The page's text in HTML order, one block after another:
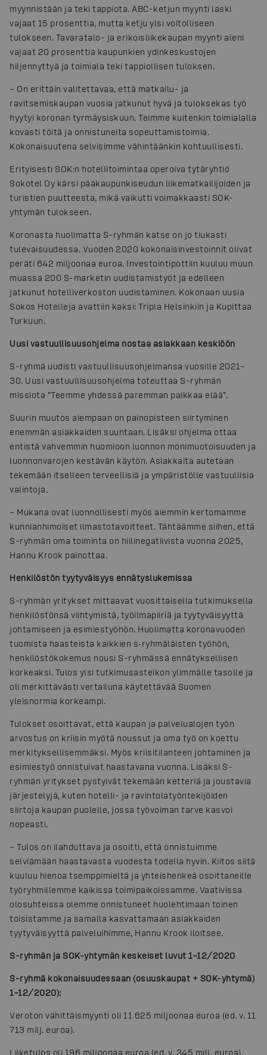
myynnistään ja teki tappiota. ABC-ketjun myynti laski
vajaat 15 prosenttia, mutta ketju ylsi voitolliseen
tulokseen. Tavaratalo- ja erikoisliikekaupan myynti aleni
vajaat 20 prosenttia kaupunkien ydinkeskustojen
hiljennyttyä ja toimiala teki tappiollisen tuloksen.
– On erittäin valitettavaa, että matkailu- ja
ravitsemiskaupan vuosia jatkunut hyvä ja tuloksekas työ
hyytyi koronan tyrmäysiskuun. Teimme kuitenkin toimialalla
kovasti töitä ja onnistuneita sopeuttamistoimia.
Kokonaisuutena selvisimme vähintäänkin kohtuullisesti.
Erityisesti SOK:n hotellitoimintaa operoiva tytäryhtiö
Sokotel Oy kärsi pääkaupunkiseudun liikematkailijoiden ja
turistien puutteesta, mikä vaikutti voimakkaasti SOK-
yhtymän tulokseen.
Koronasta huolimatta S-ryhmän katse on jo tiukasti
tulevaisuudessa. Vuoden 2020 kokonaisinvestoinnit olivat
peräti 642 miljoonaa euroa. Investointipottiin kuuluu muun
muassa 200 S-marketin uudistamistyöt ja edelleen
jatkunut hotelliverkoston uudistaminen. Kokonaan uusia
Sokos Hotelleja avattiin kaksi: Tripla Helsinkiin ja Kupittaa
Turkuun.
Uusi vastuullisuusohjelma nostaa asiakkaan keskiöön
S-ryhmä uudisti vastuullisuusohjelmansa vuosille 2021–
30. Uusi vastuullisuusohjelma toteuttaa S-ryhmän
missiota ”Teemme yhdessä paremman paikkaa elää”.
Suurin muutos aiempaan on painopisteen siirtyminen
enemmän asiakkaiden suuntaan. Lisäksi ohjelma ottaa
entistä vahvemmin huomioon luonnon monimuotoisuuden ja
luonnonvarojen kestävän käytön. Asiakkaita autetaan
tekemään itselleen terveellisiä ja ympäristölle vastuullisia
valintoja.
– Mukana ovat luonnollisesti myös aiemmin kertomamme
kunnianhimoiset ilmastotavoitteet. Tähtäämme siihen, että
S-ryhmän oma toiminta on hiilinegatiivista vuonna 2025,
Hannu Krook painottaa.
Henkilöstön tyytyväisyys ennätyslukemissa
S-ryhmän yritykset mittaavat vuosittaisella tutkimuksella
henkilöstönsä viihtymistä, työilmapiiriä ja tyytyväisyyttä
johtamiseen ja esimiestyöhön. Huolimatta koronavuoden
tuomista haasteista kaikkien s‐ryhmäläisten työhön,
henkilöstökokemus nousi S-ryhmässä ennätyksellisen
korkeaksi. Tulos ylsi tutkimusasteikon ylimmälle tasolle ja
oli merkittävästi vertailuna käytettävää Suomen
yleisnormia korkeampi.
Tulokset osoittavat, että kaupan ja palvelualojen työn
arvostus on kriisin myötä noussut ja oma työ on koettu
merkityksellisemmäksi. Myös kriisitilanteen johtaminen ja
esimiestyö onnistuivat haastavana vuonna. Lisäksi S-
ryhmän yritykset pystyivät tekemään ketteriä ja joustavia
järjestelyjä, kuten hotelli- ja ravintolatyöntekijöiden
siirtoja kaupan puolelle, jossa työvoiman tarve kasvoi
nopeasti.
– Tulos on ilahduttava ja osoitti, että onnistuimme
selviämään haastavasta vuodesta todella hyvin. Kiitos siitä
kuuluu hienoa tsemppimieltä ja yhteishenkeä osoittaneille
työryhmillemme kaikissa toimipaikoissamme. Vaativissa
olosuhteissa olemme onnistuneet huolehtimaan toinen
toisistamme ja samalla kasvattamaan asiakkaiden
tyytyväisyyttä palveluihimme, Hannu Krook iloitsee.
S-ryhmän ja SOK-yhtymän keskeiset luvut 1–12/2020
S-ryhmä kokonaisuudessaan (osuuskaupat + SOK-yhtymä)
1–12/2020):
Veroton vähittäismyynti oli 11 625 miljoonaa euroa (ed. v. 11
713 milj. euroa).
Liiketulos oli 196 miljoonaa euroa (ed. v. 345 milj. euroa).